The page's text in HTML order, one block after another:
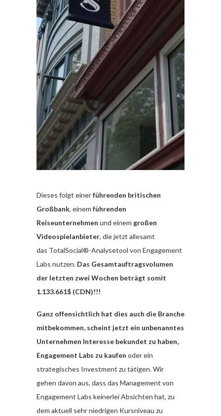
Dieses folgt einerführenden britischen
Großbank, einem führenden
Reiseunternehmen und einem großen
Videospielanbieter, die jetzt allesamt
das TotalSocial®-Analysetool von Engagement
Labs nutzen. Das Gesamtauftragsvolumen
der letzten zwei Wochen beträgt somit
1.133.661$ (CDN)!!!
Ganz offensichtlich hat dies auch die Branche
mitbekommen, scheint jetzt ein unbenanntes
Unternehmen Interesse bekundet zu haben,
Engagement Labs zu kaufen oder ein
strategisches Investment zu tätigen. Wir
gehen davon aus, dass das Management von
Engagement Labs keinerlei Absichten hat, zu
dem aktuell sehr niedrigen Kursniveau zu